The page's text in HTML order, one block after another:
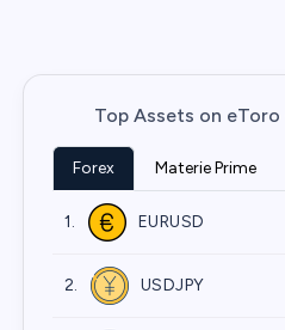
Top Assets on
Forex Materie Prime
1. EURUSD
2. USDJPY